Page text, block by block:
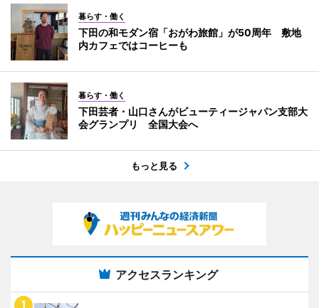
暮らす・働く
下田の和モダン宿「おがわ旅館」が50周年 敷地
内カフェではコーヒーも
暮らす・働く
下田芸者・山口さんがビューティージャパン支部大
会グランプリ 全国大会へ
もっと見る
アクセスランキング